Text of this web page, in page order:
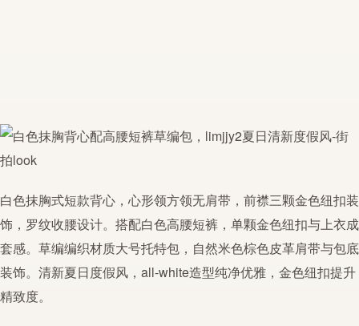
白色抹胸式短款背心，心形领方领无肩带，前襟三颗金色纽扣装
饰，罗纹收腰设计。搭配白色高腰短裤 ，单颗金色纽扣与上衣成
套感。草编编织材质大号托特包，自然米色棕色皮革肩带与包底
装饰。清新夏日度假风 ，all-white造型纯净优雅，金色纽扣提升
精致度。